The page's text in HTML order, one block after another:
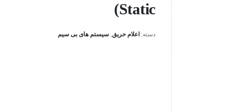
(Static
دسته: اعلام حریق, سیستم های بی سیم